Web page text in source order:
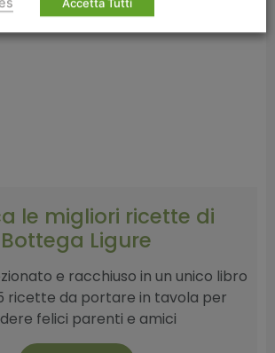
le migliori ricette di
Bottega Ligure​
e racchiuso in un unico libro
ricette da portare in tavola per
felici parenti e amici